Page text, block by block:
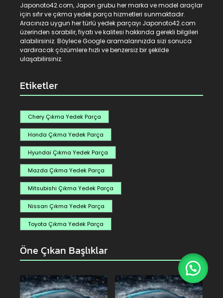
Japonoto42.com, Japon grubu her marka ve model araçlar
için sıfır ve çıkma yedek parça hizmetleri sunmaktadır.
Aracınıza uygun her türlü yedek parçayı Japonoto42.com
üzerinden sorabilir, fiyatı ve kalitesi hakkında gerekli bilgileri
alabilirsiniz. Böylece Google aramalarınızda sizi sonuca
vardıracak çözümlere hızlı ve benzersiz bir şekilde
ulaşabilirsiniz.
Etiketler
Chery Çıkma Yedek Parça
Honda Çıkma Yedek Parça
Hyundai Çıkma Yedek Parça
Mazda Çıkma Yedek Parça
Mitsubishi Çıkma Yedek Parça
Nissan Çıkma Yedek Parça
Toyota Çıkma Yedek Parça
Öne Çıkan Başlıklar